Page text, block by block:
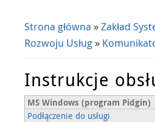
Jesteś tutaj
Strona główna »Zakład
Rozwoju Usług »
Instrukcje
MS Windows (program Pidgin)
Podłączenie do usługi